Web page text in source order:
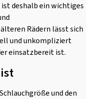
deshalb ein wichtiges
Rädern lässt sich
und unkompliziert
einsatzbereit ist.
und den